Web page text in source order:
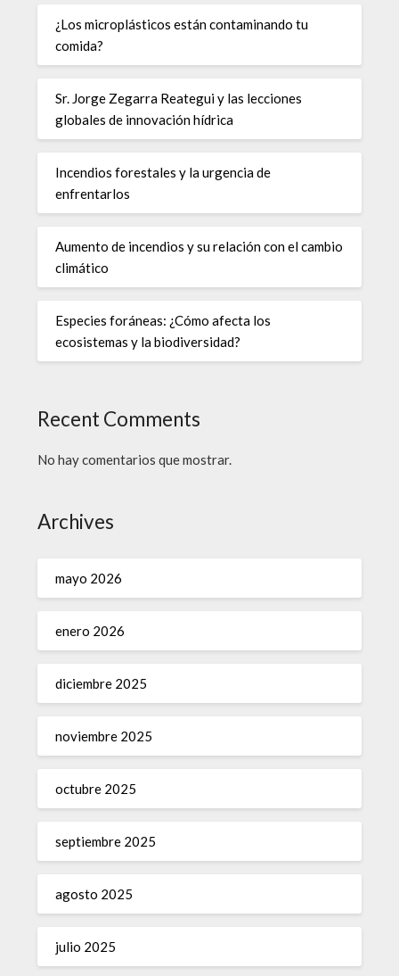
¿Los microplásticos están contaminando tu
comida?
Sr. Jorge Zegarra Reategui y las lecciones
globales de innovación hídrica
Incendios forestales y la urgencia de
enfrentarlos
Aumento de incendios y su relación con el cambio
climático
Especies foráneas: ¿Cómo afecta los
ecosistemas y la biodiversidad?
Recent Comments
No hay comentarios que mostrar.
Archives
mayo 2026
enero 2026
diciembre 2025
noviembre 2025
octubre 2025
septiembre 2025
agosto 2025
julio 2025